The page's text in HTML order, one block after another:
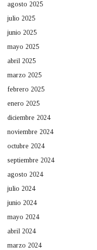
agosto 2025
julio 2025
junio 2025
mayo 2025
abril 2025
marzo 2025
febrero 2025
enero 2025
diciembre 2024
noviembre 2024
octubre 2024
septiembre 2024
agosto 2024
julio 2024
junio 2024
mayo 2024
abril 2024
marzo 2024